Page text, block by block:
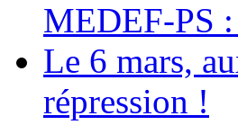
MEDEF-PS
Le 6 mars,
répression !